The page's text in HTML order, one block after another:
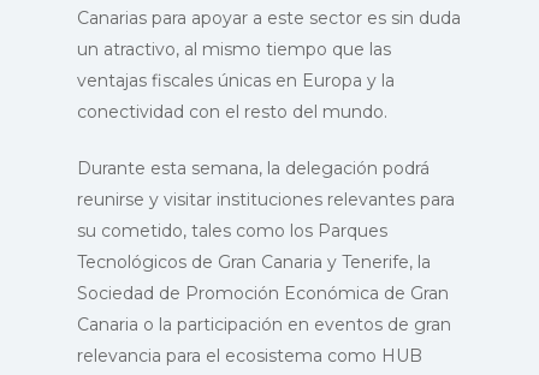
Canarias para apoyar a este sector es sin duda
un atractivo, al mismo tiempo que las
ventajas fiscales únicas en Europa y la
conectividad con el resto del mundo.
Durante esta semana, la delegación podrá
reunirse y visitar instituciones relevantes para
su cometido, tales como los Parques
Tecnológicos de Gran Canaria y Tenerife, la
Sociedad de Promoción Económica de Gran
Canaria o la participación en eventos de gran
relevancia para el ecosistema como HUB